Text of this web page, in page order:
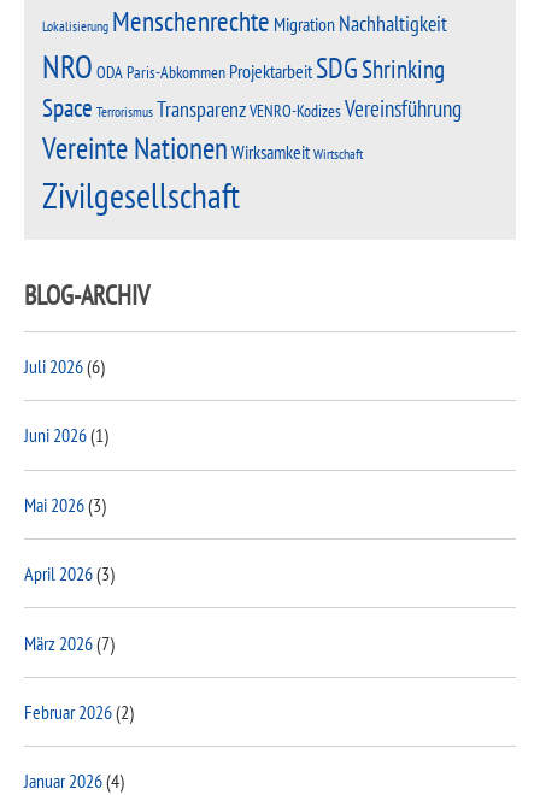
Lokalisierung Menschenrechte Migration Nachhaltigkeit
NRO ODAParis-Abkommen ProjektarbeitSDGShrinking
Space TerrorismusTransparenzVENRO-KodizesVereinsführung
Vereinte Nationen Wirksamkeit Wirtschaft
Zivilgesellschaft
BLOG-ARCHIV
Juli 2026(6)
Juni 2026(1)
Mai 2026(3)
April 2026(3)
März 2026(7)
Februar 2026(2)
Januar 2026(4)